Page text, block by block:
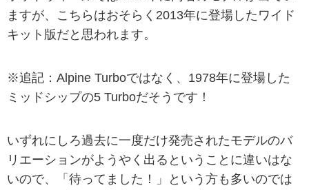
ますが、こちらはおそらく2013年に登場したワイド
キット版だと思われます。
※追記：Alpine Turboではなく、1978年に登場した
ミッドシップの5 Turboだそうです！
いずれにしろ過去に一度だけ発売されたモデルのバ
リエーションがようやく出るということに違いはな
いので、「待ってました！」という方も多いのでは